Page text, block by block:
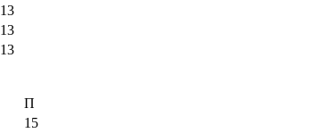
13
13
13
П
15